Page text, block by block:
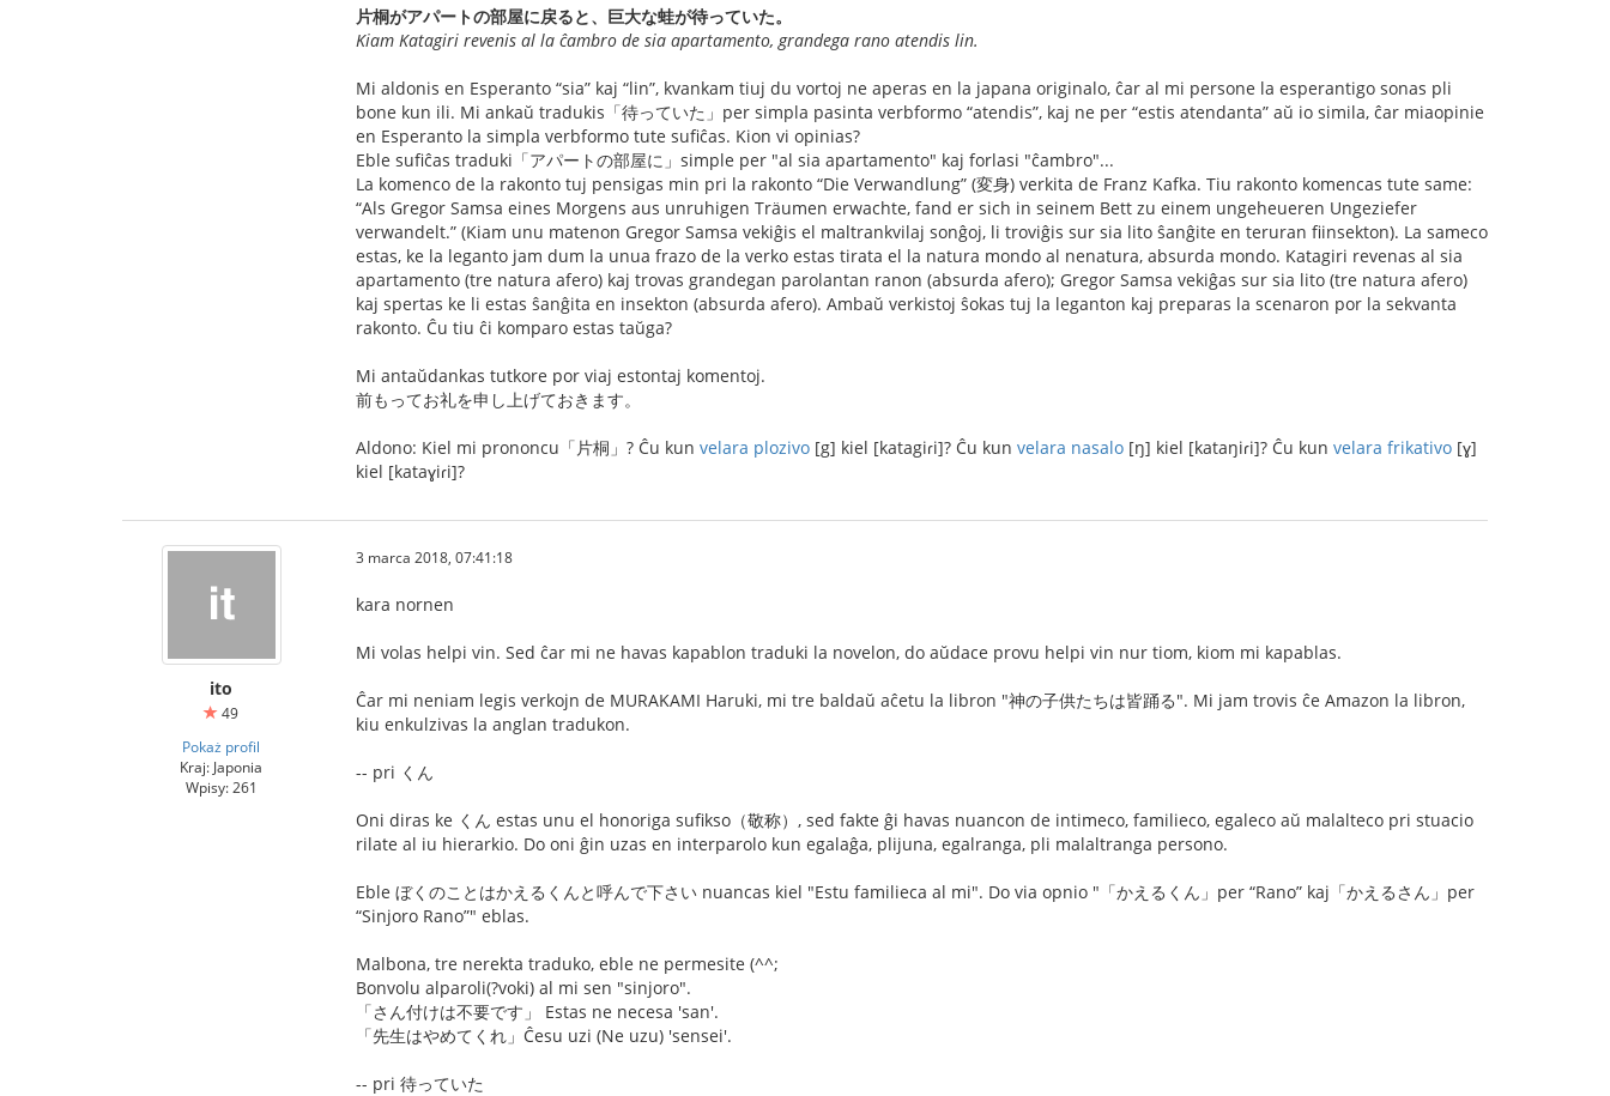
片桐がアパートの部屋に戻ると、巨大な蛙が待っていた。
Kiam Katagiri revenis al la ĉambro de sia apartamento, grandega rano atendis lin.
Mi aldonis en Esperanto “sia” kaj “lin”, kvankam tiuj du vortoj ne aperas en la japana originalo, ĉar al mi persone la esperantigo sonas pli
bone kun ili. Mi ankaŭ tradukis「待っていた」per simpla pasinta verbformo “atendis”, kaj ne per “estis atendanta” aŭ io simila, ĉar miaopinie
en Esperanto la simpla verbformo tute sufiĉas. Kion vi opinias?
Eble sufiĉas traduki「アパートの部屋に」simple per "al sia apartamento" kaj forlasi "ĉambro"...
La komenco de la rakonto tuj pensigas min pri la rakonto “Die Verwandlung” (変身) verkita de Franz Kafka. Tiu rakonto komencas tute same:
“Als Gregor Samsa eines Morgens aus unruhigen Träumen erwachte, fand er sich in seinem Bett zu einem ungeheueren Ungeziefer
verwandelt.” (Kiam unu matenon Gregor Samsa vekiĝis el maltrankvilaj sonĝoj, li troviĝis sur sia lito ŝanĝite en teruran fiinsekton). La sameco
estas, ke la leganto jam dum la unua frazo de la verko estas tirata el la natura mondo al nenatura, absurda mondo. Katagiri revenas al sia
apartamento (tre natura afero) kaj trovas grandegan parolantan ranon (absurda afero); Gregor Samsa vekiĝas sur sia lito (tre natura afero)
kaj spertas ke li estas ŝanĝita en insekton (absurda afero). Ambaŭ verkistoj ŝokas tuj la leganton kaj preparas la scenaron por la sekvanta
rakonto. Ĉu tiu ĉi komparo estas taŭga?
Mi antaŭdankas tutkore por viaj estontaj komentoj.
前もってお礼を申し上げておきます。
Aldono: Kiel mi prononcu「片桐」? Ĉu kun velara plozivo [g] kiel [katagiɾi]? Ĉu kun velara nasalo [ŋ] kiel [kataŋiɾi]? Ĉu kun velara frikativo [ɣ]
kiel [kataɣiɾi]?
ito
49
Pokaż profil
Kraj: Japonia
Wpisy: 261
3 marca 2018, 07:41:18
kara nornen
Mi volas helpi vin. Sed ĉar mi ne havas kapablon traduki la novelon, do aŭdace provu helpi vin nur tiom, kiom mi kapablas.
Ĉar mi neniam legis verkojn de MURAKAMI Haruki, mi tre baldaŭ aĉetu la libron "神の子供たちは皆踊る". Mi jam trovis ĉe Amazon la libron,
kiu enkulzivas la anglan tradukon.
-- pri くん
Oni diras ke くん estas unu el honoriga sufikso（敬称）, sed fakte ĝi havas nuancon de intimeco, familieco, egaleco aŭ malalteco pri stuacio
rilate al iu hierarkio. Do oni ĝin uzas en interparolo kun egalaĝa, plijuna, egalranga, pli malaltranga persono.
Eble ぼくのことはかえるくんと呼んで下さい nuancas kiel "Estu familieca al mi". Do via opnio "「かえるくん」per “Rano” kaj「かえるさん」per
“Sinjoro Rano”" eblas.
Malbona, tre nerekta traduko, eble ne permesite (^^;
Bonvolu alparoli(?voki) al mi sen "sinjoro".
「さん付けは不要です」 Estas ne necesa 'san'.
「先生はやめてくれ」Ĉesu uzi (Ne uzu) 'sensei'.
-- pri 待っていた